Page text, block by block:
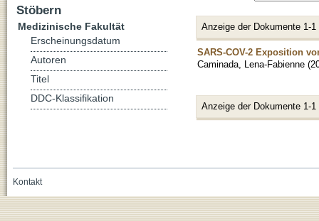
Anzeige der Dokumente 1-1
SARS-COV-2 Exposition
Caminada, Lena-Fabienne (
Anzeige der Dokumente 1-1
Stöbern
Medizinische Fakultät
Erscheinungsdatum
Autoren
Titel
DDC-Klassifikation
Kontakt